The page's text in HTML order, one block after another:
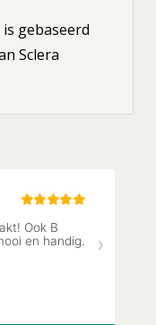
gebaseerd
Sclera